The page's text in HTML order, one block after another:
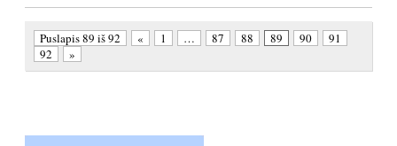
Puslapis 89 iš 92 « 1 … 87 88 89 90
91
92
»